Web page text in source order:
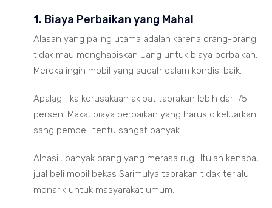
1. Biaya Perbaikan yang Mahal
Alasan yang paling utama adalah karena orang-orang
tidak mau menghabiskan uang untuk biaya perbaikan.
Mereka ingin mobil yang sudah dalam kondisi baik.
Apalagi jika kerusakaan akibat tabrakan lebih dari 75
persen. Maka, biaya perbaikan yang harus dikeluarkan
sang pembeli tentu sangat banyak.
Alhasil, banyak orang yang merasa rugi. Itulah kenapa,
jual beli mobil bekas Sarimulya tabrakan tidak terlalu
menarik untuk masyarakat umum.